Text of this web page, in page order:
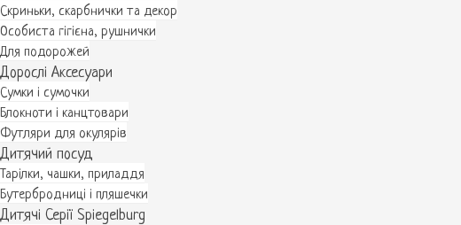
Скриньки, скарбнички та декор
Особиста гігієна, рушнички
Для подорожей
Дорослі Аксесуари
Сумки і сумочки
Блокноти і канцтовари
Футляри для окулярів
Дитячий посуд
Тарілки, чашки, приладдя
Бутербродниці і пляшечки
Дитячі Серії Spiegelburg